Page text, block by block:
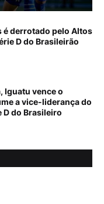
é derrotado pelo Altos
D do Brasileirão
Iguatu vence o
a vice-liderança do
D do Brasileiro